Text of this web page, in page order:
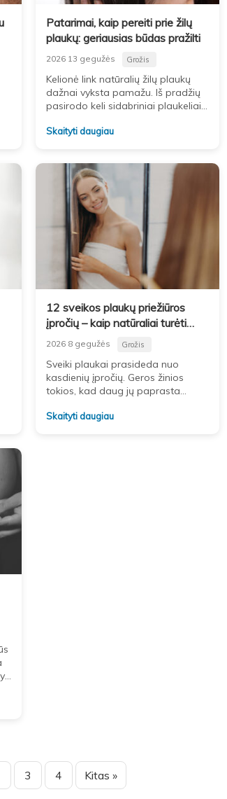
Patarimai, kaip pereiti prie žilų
plaukų: geriausias būdas pražilti
2026 13 gegužės Grožis
Kelionė link natūralių žilų plaukų
dažnai vyksta pamažu. Iš pradžių
pasirodo keli sidabriniai plaukeliai,
atsiranda ryškesnė riba tarp
Skaityti daugiau
12 sveikos plaukų priežiūros
įpročių – kaip natūraliai turėti
sveikus plaukus
2026 8 gegužės Grožis
Sveiki plaukai prasideda nuo
kasdienių įpročių. Geros žinios
tokios, kad daug jų paprasta
procedūrų, nei didelių išlaidų.
Skaityti daugiau
3 4 Kitas »